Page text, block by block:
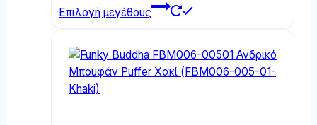
Επιλογή μεγέθους
multiple
variants.